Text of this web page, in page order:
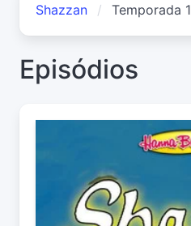
Shazzan Temporada 1
Episódios